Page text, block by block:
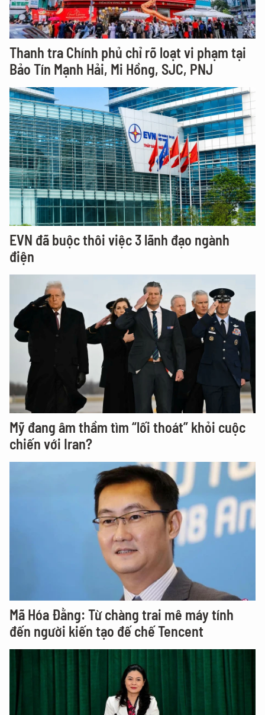
Thanh tra Chính phủ chỉ rõ loạt vi phạm tại
Bảo Tín Mạnh Hải, Mi Hồng, SJC, PNJ
EVN đã buộc thôi việc 3 lãnh đạo ngành
điện
Mỹ đang âm thầm tìm “lối thoát” khỏi cuộc
chiến với Iran?
Mã Hóa Đằng: Từ chàng trai mê máy tính
đến người kiến tạo đế chế Tencent